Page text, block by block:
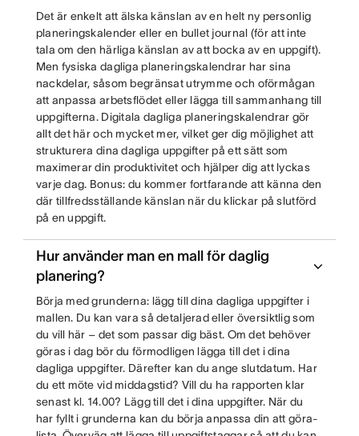
Det är enkelt att älska känslan av en helt ny personlig
planeringskalender eller en bullet journal (för att inte
tala om den härliga känslan av att bocka av en uppgift).
Men fysiska dagliga planeringskalendrar har sina
nackdelar, såsom begränsat utrymme och oförmågan
att anpassa arbetsflödet eller lägga till sammanhang till
uppgifterna. Digitala dagliga planeringskalendrar gör
allt det här och mycket mer, vilket ger dig möjlighet att
strukturera dina dagliga uppgifter på ett sätt som
maximerar din produktivitet och hjälper dig att lyckas
varje dag. Bonus: du kommer fortfarande att känna den
där tillfredsställande känslan när du klickar på slutförd
på en uppgift.
Hur använder man en mall för daglig
planering?
Börja med grunderna: lägg till dina dagliga uppgifter i
mallen. Du kan vara så detaljerad eller översiktlig som
du vill här – det som passar dig bäst. Om det behöver
göras i dag bör du förmodligen lägga till det i dina
dagliga uppgifter. Därefter kan du ange slutdatum. Har
du ett möte vid middagstid? Vill du ha rapporten klar
senast kl. 14.00? Lägg till det i dina uppgifter. När du
har fyllt i grunderna kan du börja anpassa din att göra-